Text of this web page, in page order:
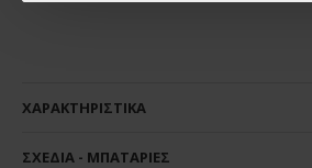
ΧΑΡΑΚΤΗΡΙΣΤΙΚΆ
ΣΧΈΔΙΑ - ΜΠΑΤΑΡΊΕΣ